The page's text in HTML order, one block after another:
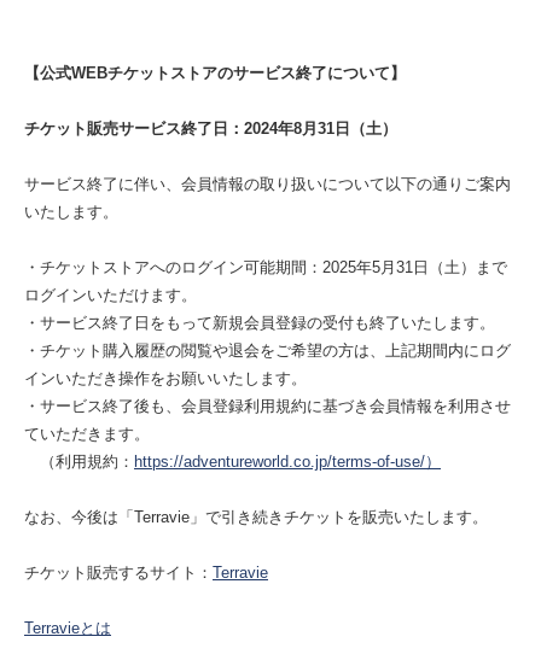
【公式WEBチケットストアのサービス終了について】
チケット販売サービス終了日：2024年8月31日（土）
サービス終了に伴い、会員情報の取り扱いについて以下の通りご案内
いたします。
・チケットストアへのログイン可能期間：2025年5月31日（土）まで
ログインいただけます。
・サービス終了日をもって新規会員登録の受付も終了いたします。
・チケット購入履歴の閲覧や退会をご希望の方は、上記期間内にログ
インいただき操作をお願いいたします。
・サービス終了後も、会員登録利用規約に基づき会員情報を利用させ
ていただきます。
（利用規約： https://adventureworld.co.jp/terms-of-use/）
なお、今後は「Terravie」で引き続きチケットを販売いたします。
チケット販売するサイト： Terravie
Terravieとは